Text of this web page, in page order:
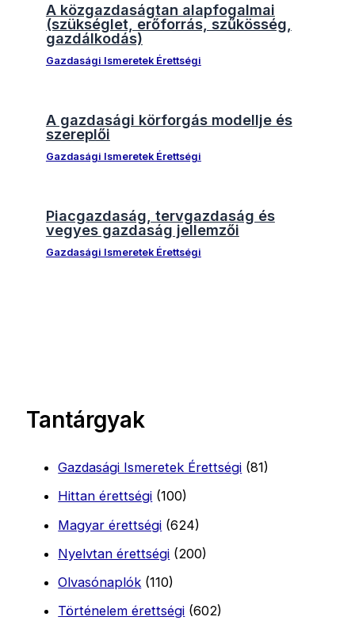
A közgazdaságtan alapfogalmai
(szükséglet, erőforrás, szűkösség,
gazdálkodás)
Gazdasági Ismeretek Érettségi
A gazdasági körforgás modellje és
szereplői
Gazdasági Ismeretek Érettségi
Piacgazdaság, tervgazdaság és
vegyes gazdaság jellemzői
Gazdasági Ismeretek Érettségi
Tantárgyak
Gazdasági Ismeretek Érettségi (81)
Hittan érettségi (100)
Magyar érettségi (624)
Nyelvtan érettségi (200)
Olvasónaplók (110)
Történelem érettségi (602)